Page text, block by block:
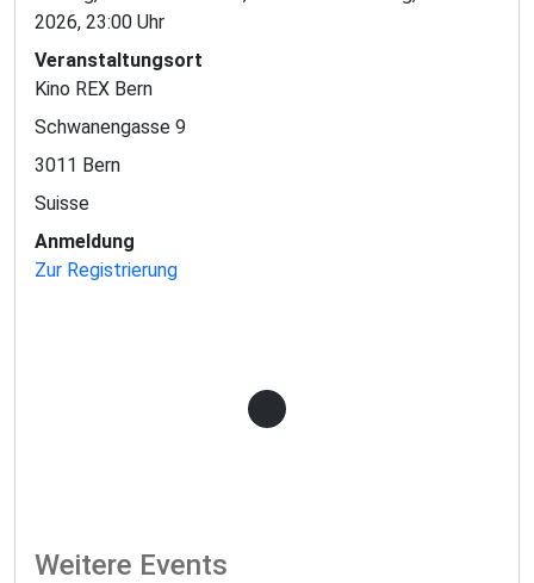
2026, 23:00 Uhr
Veranstaltungsort
Kino REX Bern
Schwanengasse 9
3011 Bern
Suisse
Anmeldung
Zur Registrierung
Lädt Teilnahme-Knopf...
Weitere Events